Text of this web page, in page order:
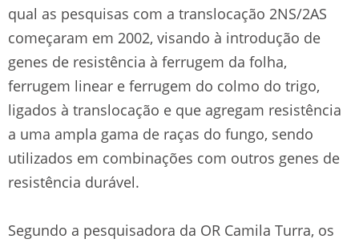
qual as pesquisas com a translocação 2NS/2AS
começaram em 2002, visando à introdução de
genes de resistência à ferrugem da folha,
ferrugem linear e ferrugem do colmo do trigo,
ligados à translocação e que agregam resistência
a uma ampla gama de raças do fungo, sendo
utilizados em combinações com outros genes de
resistência durável.
Segundo a pesquisadora da OR Camila Turra, os